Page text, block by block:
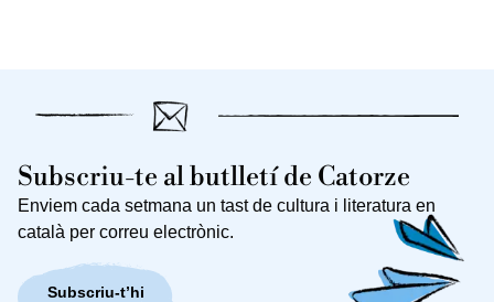
Subscriu-te al butlletí de Catorze
Enviem cada setmana un tast de cultura i literatura en
català per correu electrònic.
Subscriu-t’hi